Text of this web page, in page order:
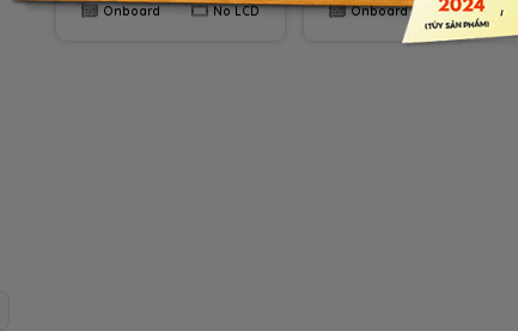
AsusOnboard
No LCD
AsusOnboard
No LCD